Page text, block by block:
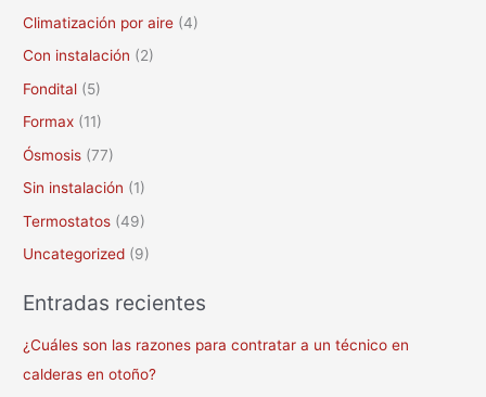
Climatización por aire (4)
Con instalación (2)
Fondital (5)
Formax (11)
Ósmosis (77)
Sin instalación (1)
Termostatos (49)
Uncategorized (9)
Entradas recientes
¿Cuáles son las razones para contratar a un técnico en
calderas en otoño?